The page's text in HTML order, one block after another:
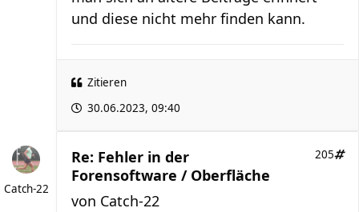
und diese nicht mehr finden kann.
Zitieren
30.06.2023, 09:40
Catch-22
Re: Fehler in der
Forensoftware / Oberfläche
205
von Catch-22